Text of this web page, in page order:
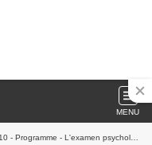
MENU
- L'examen psychologique de l'enfant